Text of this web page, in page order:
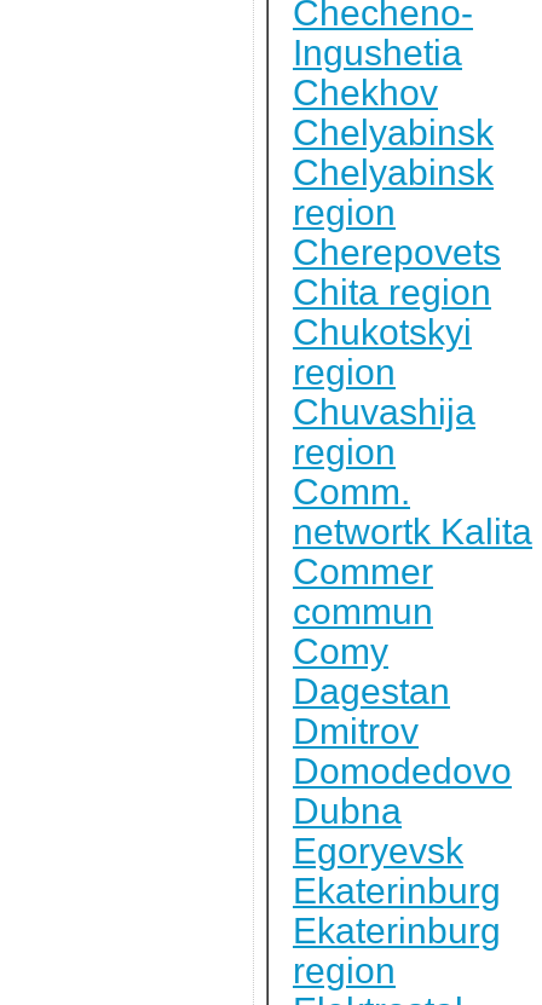
Checheno-
Ingushetia
Chekhov
Chelyabinsk
Chelyabinsk
region
Cherepovets
Chita region
Chukotskyi
region
Chuvashija
region
Comm.
networtk Kalita
Commer
commun
Comy
Dagestan
Dmitrov
Domodedovo
Dubna
Egoryevsk
Ekaterinburg
Ekaterinburg
region